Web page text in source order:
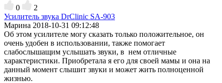
0
2
Усилитель звука DrClinic SA-903
Марина 2018-10-31 09:12:48
Об этом усилителе могу сказать только положительное, он
очень удобен в использовании, также помогает
слабослышащим услышать звуки, в нем отличные
характеристики. Приобретала я его для своей мамы и она на
данный момент слышит звуки и может жить полноценной
жизнью.